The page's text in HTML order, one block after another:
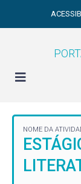
NOME DA